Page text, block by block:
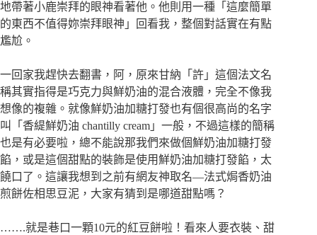
地帶著小鹿崇拜的眼神看著他。他則用一種「這麼簡單
的東西不值得妳崇拜眼神」回看我，整個對話實在有點
尷尬。
一回家我趕快去翻書，阿，原來甘納「許」這個法文名
稱其實指得是巧克力與鮮奶油的混合液體，完全不像我
想像的複雜。就像鮮奶油加糖打發也有個很高尚的名字
叫「香緹鮮奶油 chantilly cream」一般，不過這樣的簡稱
也是有必要啦，總不能說那我們來做個鮮奶油加糖打發
餡，或是這個甜點的裝飾是使用鮮奶油加糖打發餡，太
饒口了。這讓我想到之前有網友神取名—法式焗香奶油
煎餅佐相思豆泥，大家有猜到是哪道甜點嗎？
…….就是巷口一顆10元的紅豆餅啦！看來人要衣裝、甜